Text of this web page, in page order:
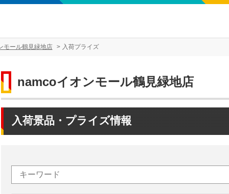
モール鶴見緑地店 入荷プライズ
namcoイオンモール鶴見緑地店
入荷景品・プライズ情報